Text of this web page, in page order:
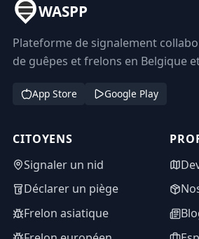
WASPP
Plateforme de signalement
de guêpes et frelons en Belgique
App Store Google Play
CITOYENS
Signaler un nid
Déclarer un piège
Frelon asiatique